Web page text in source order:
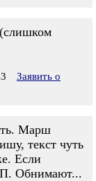
Заявить о
Марш
текст чуть
Если
Обнимают...